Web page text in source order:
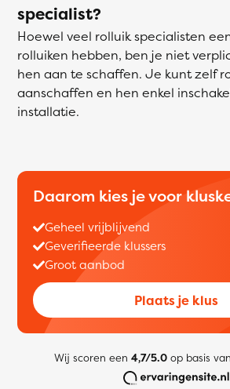
specialist?
Hoewel veel rolluik specialisten
rolluiken hebben, ben je niet
hen aan te schaffen. Je kunt zelf
aanschaffen en hen enkel
installatie.
Daarom kies je voor
Geheel vrijblijvend
Geverifieerde klussers
Groot aanbod
Plaats je klus
Wij scoren een 4,7/5.0op basis van